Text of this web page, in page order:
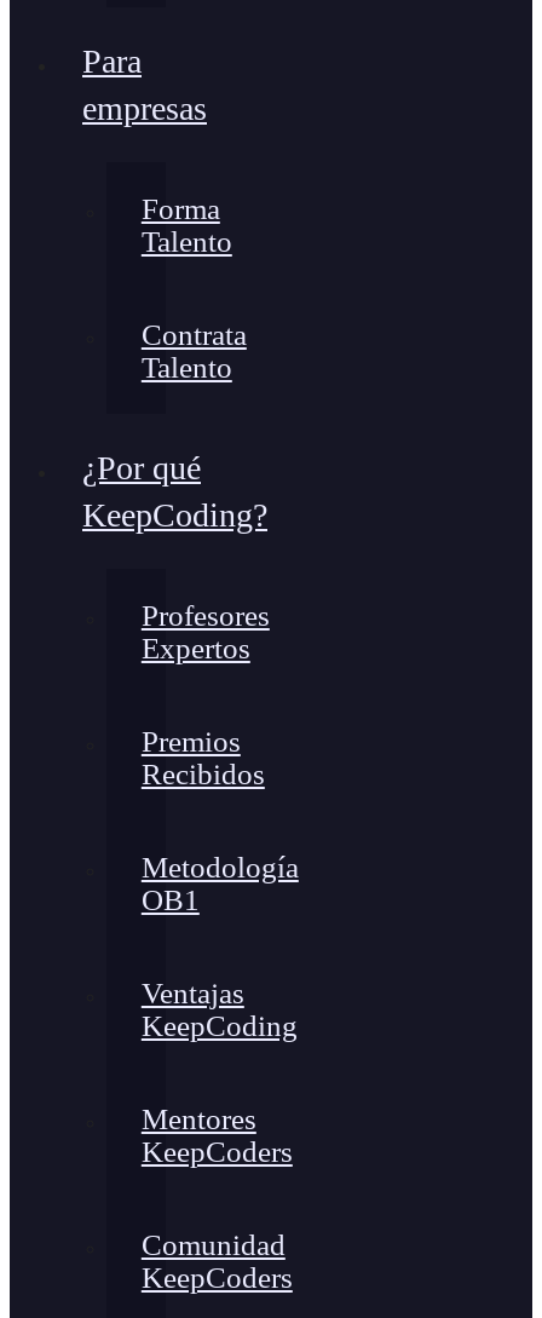
Para
empresas
Forma
Talento
Contrata
Talento
¿Por qué
KeepCoding?
Profesores
Expertos
Premios
Recibidos
Metodología
OB1
Ventajas
KeepCoding
Mentores
KeepCoders
Comunidad
KeepCoders